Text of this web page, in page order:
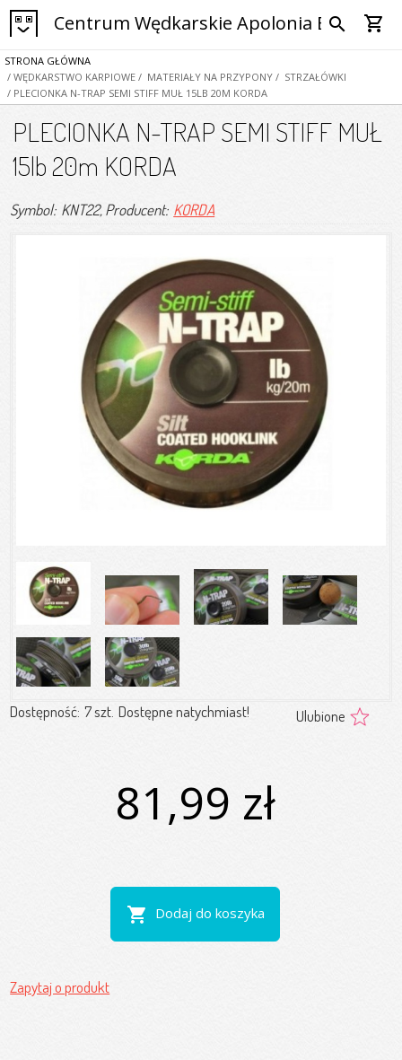
Centrum Wędkarskie Apolonia Bytom
search shopping_cart
STRONA GŁÓWNA
/ WĘDKARSTWO KARPIOWE / MATERIAŁY NA PRZYPONY / STRZAŁÓWKI
/ PLECIONKA N-TRAP SEMI STIFF MUŁ 15LB 20M KORDA
PLECIONKA N-TRAP SEMI STIFF MUŁ
15lb 20m KORDA
Symbol: KNT22, Producent: KORDA
Dostępność: 7 szt. Dostępne natychmiast! Ulubione
81,99 zł
shopping_cart Dodaj do koszyka
Zapytaj o produkt